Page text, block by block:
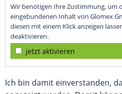
Wir benötigen Ihre Zustimmung, um
eingebundenen Inhalt von Glomex
diesen mit einem Klick anzeigen
deaktivieren.
jetzt aktivieren
Ich bin damit einverstanden,